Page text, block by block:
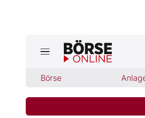
Börse
Börse